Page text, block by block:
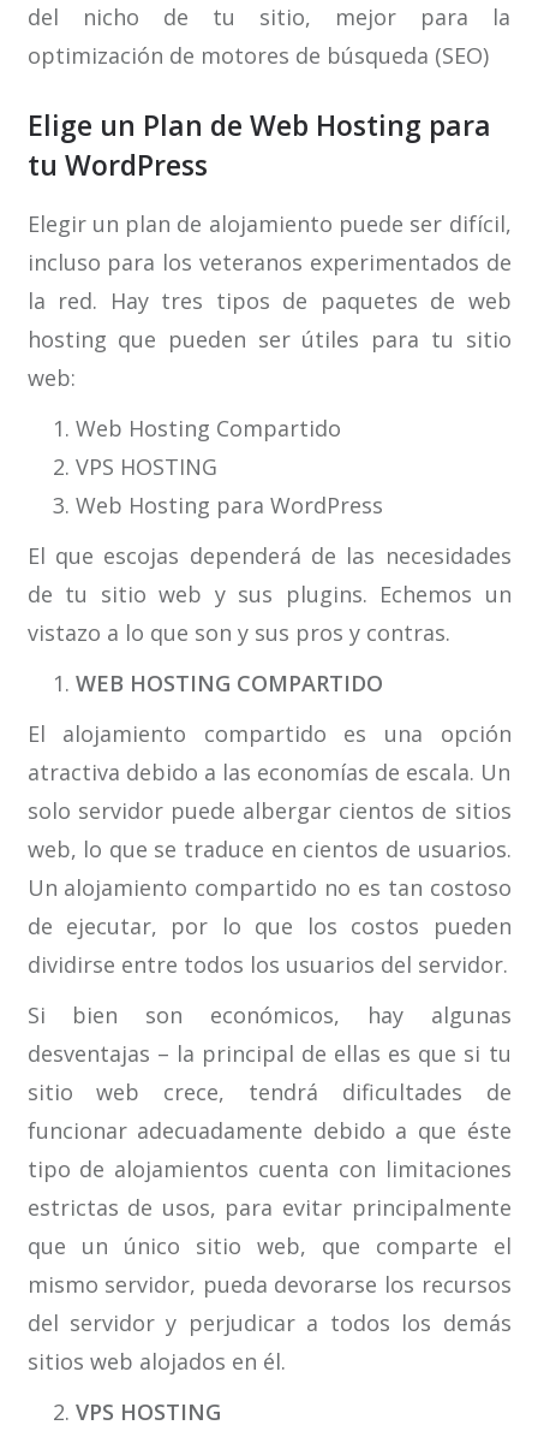
del nicho de tu sitio, mejor para la
optimización de motores de búsqueda (SEO)
Elige un Plan de Web Hosting para
tu WordPress
Elegir un plan de alojamiento puede ser difícil,
incluso para los veteranos experimentados de
la red. Hay tres tipos de paquetes de web
hosting que pueden ser útiles para tu sitio
web:
Web Hosting Compartido
VPS HOSTING
Web Hosting para WordPress
El que escojas dependerá de las necesidades
de tu sitio web y sus plugins. Echemos un
vistazo a lo que son y sus pros y contras.
WEB HOSTING COMPARTIDO
El alojamiento compartido es una opción
atractiva debido a las economías de escala. Un
solo servidor puede albergar cientos de sitios
web, lo que se traduce en cientos de usuarios.
Un alojamiento compartido no es tan costoso
de ejecutar, por lo que los costos pueden
dividirse entre todos los usuarios del servidor.
Si bien son económicos, hay algunas
desventajas – la principal de ellas es que si tu
sitio web crece, tendrá dificultades de
funcionar adecuadamente debido a que éste
tipo de alojamientos cuenta con limitaciones
estrictas de usos, para evitar principalmente
que un único sitio web, que comparte el
mismo servidor, pueda devorarse los recursos
del servidor y perjudicar a todos los demás
sitios web alojados en él.
VPS HOSTING